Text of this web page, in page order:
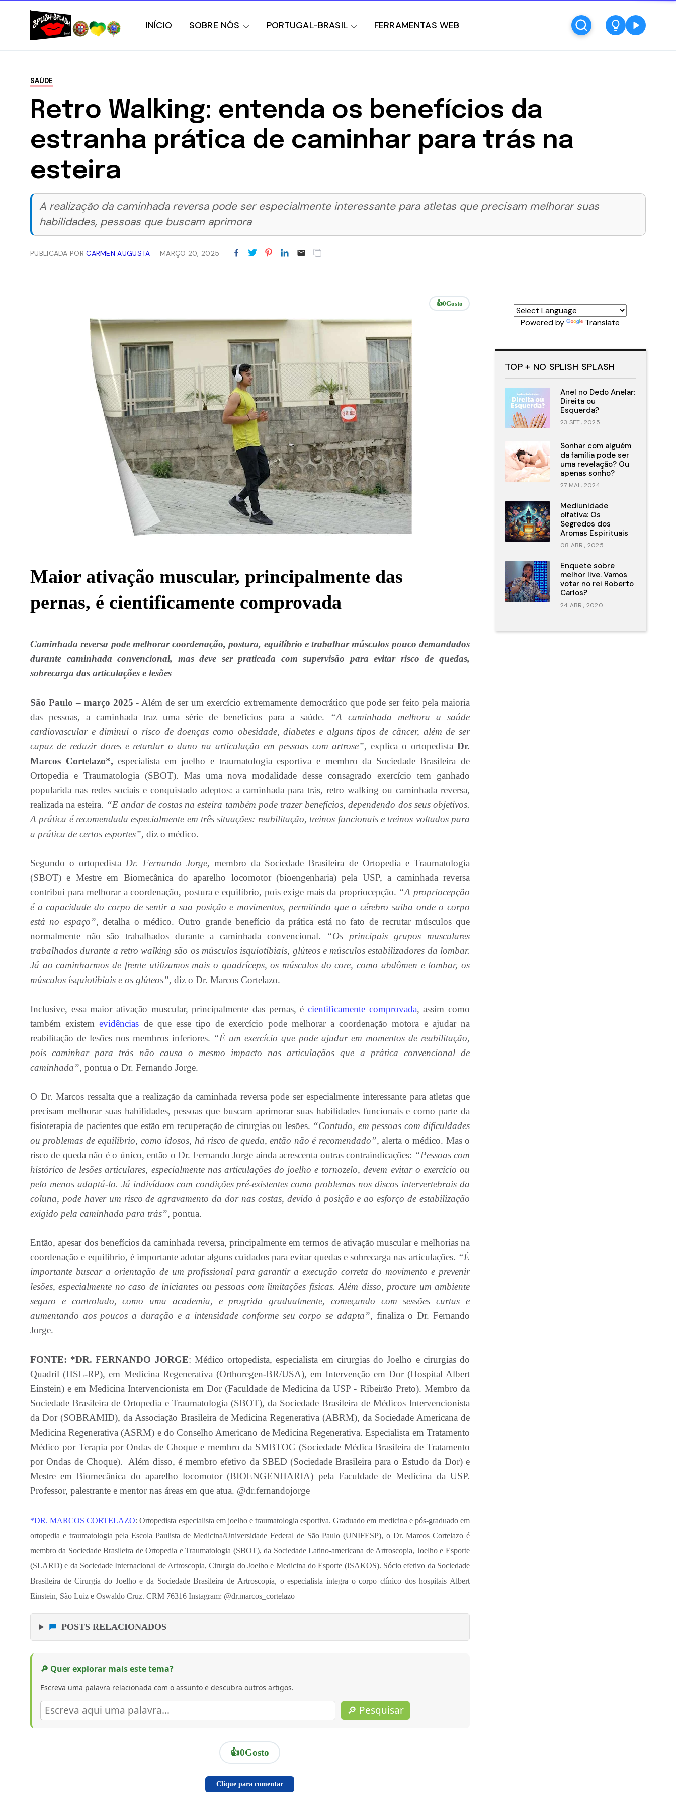
INÍCIO SOBRE NÓS PORTUGAL-BRASIL FERRAMENTAS WEB
SAÚDE
Retro Walking: entenda os benefícios da
estranha prática de caminhar para trás na
esteira
A realização da caminhada reversa pode ser especialmente interessante para atletas que precisam melhorar suas
habilidades, pessoas que buscam aprimora
PUBLICADA PORCARMEN AUGUSTA MARÇO 20, 2025
👍0Gosto
Maior ativação muscular, principalmente das
pernas, é cientificamente comprovada
Caminhada reversa pode melhorar coordenação, postura, equilíbrio e trabalhar músculos pouco demandados
durante caminhada convencional, mas deve ser praticada com supervisão para evitar risco de quedas,
sobrecarga das articulações e lesões
São Paulo – março 2025 - Além de ser um exercício extremamente democrático que pode ser feito pela maioria
das pessoas, a caminhada traz uma série de benefícios para a saúde. “A caminhada melhora a saúde
cardiovascular e diminui o risco de doenças como obesidade, diabetes e alguns tipos de câncer, além de ser
capaz de reduzir dores e retardar o dano na articulação em pessoas com artrose”, explica o ortopedista Dr.
Marcos Cortelazo*, especialista em joelho e traumatologia esportiva e membro da Sociedade Brasileira de
Ortopedia e Traumatologia (SBOT). Mas uma nova modalidade desse consagrado exercício tem ganhado
popularida nas redes sociais e conquistado adeptos: a caminhada para trás, retro walking ou caminhada reversa,
realizada na esteira. “E andar de costas na esteira também pode trazer benefícios, dependendo dos seus objetivos.
A prática é recomendada especialmente em três situações: reabilitação, treinos funcionais e treinos voltados para
a prática de certos esportes”, diz o médico.
Segundo o ortopedista Dr. Fernando Jorge, membro da Sociedade Brasileira de Ortopedia e Traumatologia
(SBOT) e Mestre em Biomecânica do aparelho locomotor (bioengenharia) pela USP, a caminhada reversa
contribui para melhorar a coordenação, postura e equilíbrio, pois exige mais da propriocepção. “A propriocepção
é a capacidade do corpo de sentir a sua posição e movimentos, permitindo que o cérebro saiba onde o corpo
está no espaço”, detalha o médico. Outro grande benefício da prática está no fato de recrutar músculos que
normalmente não são trabalhados durante a caminhada convencional. “Os principais grupos musculares
trabalhados durante a retro walking são os músculos isquiotibiais, glúteos e músculos estabilizadores da lombar.
Já ao caminharmos de frente utilizamos mais o quadríceps, os músculos do core, como abdômen e lombar, os
músculos ísquiotibiais e os glúteos”, diz o Dr. Marcos Cortelazo.
Inclusive, essa maior ativação muscular, principalmente das pernas, é cientificamente comprovada, assim como
também existemevidências de que esse tipo de exercício pode melhorar a coordenação motora e ajudar na
reabilitação de lesões nos membros inferiores. “É um exercício que pode ajudar em momentos de reabilitação,
pois caminhar para trás não causa o mesmo impacto nas articulaçãos que a prática convencional de
caminhada”, pontua o Dr. Fernando Jorge.
O Dr. Marcos ressalta que a realização da caminhada reversa pode ser especialmente interessante para atletas que
precisam melhorar suas habilidades, pessoas que buscam aprimorar suas habilidades funcionais e como parte da
fisioterapia de pacientes que estão em recuperação de cirurgias ou lesões. “Contudo, em pessoas com dificuldades
ou problemas de equilíbrio, como idosos, há risco de queda, então não é recomendado”, alerta o médico. Mas o
risco de queda não é o único, então o Dr. Fernando Jorge ainda acrescenta outras contraindicações: “Pessoas com
histórico de lesões articulares, especialmente nas articulações do joelho e tornozelo, devem evitar o exercício ou
pelo menos adaptá-lo. Já indivíduos com condições pré-existentes como problemas nos discos intervertebrais da
coluna, pode haver um risco de agravamento da dor nas costas, devido à posição e ao esforço de estabilização
exigido pela caminhada para trás”, pontua.
Então, apesar dos benefícios da caminhada reversa, principalmente em termos de ativação muscular e melhorias na
coordenação e equilíbrio, é importante adotar alguns cuidados para evitar quedas e sobrecarga nas articulações. “É
importante buscar a orientação de um profissional para garantir a execução correta do movimento e prevenir
lesões, especialmente no caso de iniciantes ou pessoas com limitações físicas. Além disso, procure um ambiente
seguro e controlado, como uma academia, e progrida gradualmente, começando com sessões curtas e
aumentando aos poucos a duração e a intensidade conforme seu corpo se adapta”, finaliza o Dr. Fernando
Jorge.
FONTE: *DR. FERNANDO JORGE: Médico ortopedista, especialista em cirurgias do Joelho e cirurgias do
Quadril (HSL-RP), em Medicina Regenerativa (Orthoregen-BR/USA), em Intervenção em Dor (Hospital Albert
Einstein) e em Medicina Intervencionista em Dor (Faculdade de Medicina da USP - Ribeirão Preto). Membro da
Sociedade Brasileira de Ortopedia e Traumatologia (SBOT), da Sociedade Brasileira de Médicos Intervencionista
da Dor (SOBRAMID), da Associação Brasileira de Medicina Regenerativa (ABRM), da Sociedade Americana de
Medicina Regenerativa (ASRM) e do Conselho Americano de Medicina Regenerativa. Especialista em Tratamento
Médico por Terapia por Ondas de Choque e membro da SMBTOC (Sociedade Médica Brasileira de Tratamento
por Ondas de Choque). Além disso, é membro efetivo da SBED (Sociedade Brasileira para o Estudo da Dor) e
Mestre em Biomecânica do aparelho locomotor (BIOENGENHARIA) pela Faculdade de Medicina da USP.
⁠Professor, palestrante e mentor nas áreas em que atua. @dr.fernandojorge
*DR. MARCOS CORTELAZO: Ortopedista especialista em joelho e traumatologia esportiva. Graduado em medicina e pós-graduado em
ortopedia e traumatologia pela Escola Paulista de Medicina/Universidade Federal de São Paulo (UNIFESP), o Dr. Marcos Cortelazo é
membro da Sociedade Brasileira de Ortopedia e Traumatologia (SBOT), da Sociedade Latino-americana de Artroscopia, Joelho e Esporte
(SLARD) e da Sociedade Internacional de Artroscopia, Cirurgia do Joelho e Medicina do Esporte (ISAKOS). Sócio efetivo da Sociedade
Brasileira de Cirurgia do Joelho e da Sociedade Brasileira de Artroscopia, o especialista integra o corpo clínico dos hospitais Albert
Einstein, São Luiz e Oswaldo Cruz. CRM 76316 Instagram: @dr.marcos_cortelazo
POSTS RELACIONADOS
🔎 Quer explorar mais este tema?
Escreva uma palavra relacionada com o assunto e descubra outros artigos.
🔎 Pesquisar
👍0Gosto
Clique para comentar
Powered by Translate
TOP + NO SPLISH SPLASH
Anel no Dedo Anelar:
Direita ou
Esquerda?
23 SET., 2025
Sonhar com alguém
da família pode ser
uma revelação? Ou
apenas sonho?
27 MAI., 2024
Mediunidade
olfativa: Os
Segredos dos
Aromas Espirituais
08 ABR., 2025
Enquete sobre
melhor live. Vamos
votar no rei Roberto
Carlos?
24 ABR., 2020